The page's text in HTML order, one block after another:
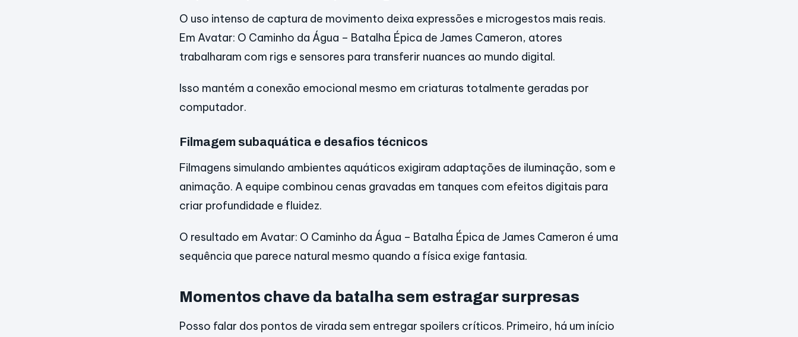
O uso intenso de captura de movimento deixa expressões e microgestos mais reais.
Em Avatar: O Caminho da Água – Batalha Épica de James Cameron, atores
trabalharam com rigs e sensores para transferir nuances ao mundo digital.
Isso mantém a conexão emocional mesmo em criaturas totalmente geradas por
computador.
Filmagem subaquática e desafios técnicos
Filmagens simulando ambientes aquáticos exigiram adaptações de iluminação, som e
animação. A equipe combinou cenas gravadas em tanques com efeitos digitais para
criar profundidade e fluidez.
O resultado em Avatar: O Caminho da Água – Batalha Épica de James Cameron é uma
sequência que parece natural mesmo quando a física exige fantasia.
Momentos chave da batalha sem estragar surpresas
Posso falar dos pontos de virada sem entregar spoilers críticos. Primeiro, há um início